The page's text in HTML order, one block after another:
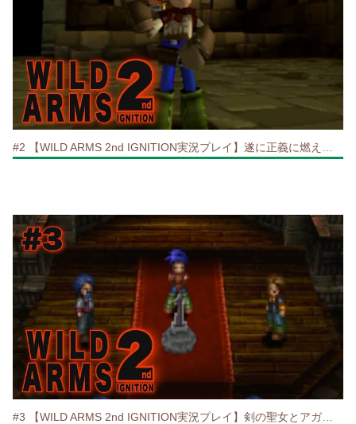
#3 【WILD ARMS 2nd IGNITION実況プレイ】剣の聖女とアガートラーム